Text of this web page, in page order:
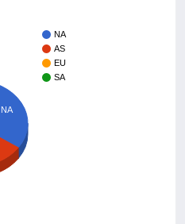
NA
AS
EU
SA
NA